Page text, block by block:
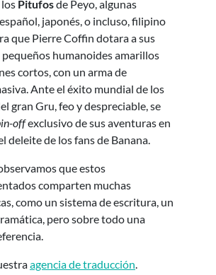
Pitufosde Peyo, algunas
japonés, o incluso, filipino
que Pierre Coffin dotara a sus
pequeños humanoides amarillos
cortos, con un arma de
Ante el éxito mundial de los
gran Gru, feo y despreciable, se
offexclusivo de sus aventuras en
deleite de los fans de Banana.
que estos
comparten muchas
como un sistema de escritura, un
pero sobre todo una
agencia de traducción.